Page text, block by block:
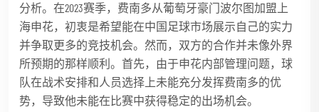
分析。在2023赛季，费南多从葡萄牙豪门波尔图加盟上
海申花，初衷是希望能在中国足球市场展示自己的实力
并争取更多的竞技机会。然而，双方的合作并未像外界
所预期的那样顺利。首先，由于申花内部管理问题，球
队在战术安排和人员选择上未能充分发挥费南多的优
势，导致他未能在比赛中获得稳定的出场机会。